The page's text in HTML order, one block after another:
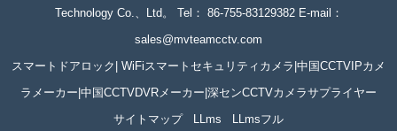
Technology Co.、Ltd。 Tel： 86-755-83129382 E-mail：
sales@mvteamcctv.com
スマートドアロック| WiFiスマートセキュリティカメラ|中国CCTVIPカメ
ラメーカー|中国CCTVDVRメーカー|深センCCTVカメラサプライヤー
サイトマップ
LLms LLmsフル